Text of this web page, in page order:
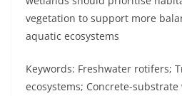
vegetation to support more
aquatic ecosystems
Keywords: Freshwater rotifers;
ecosystems; Concrete-